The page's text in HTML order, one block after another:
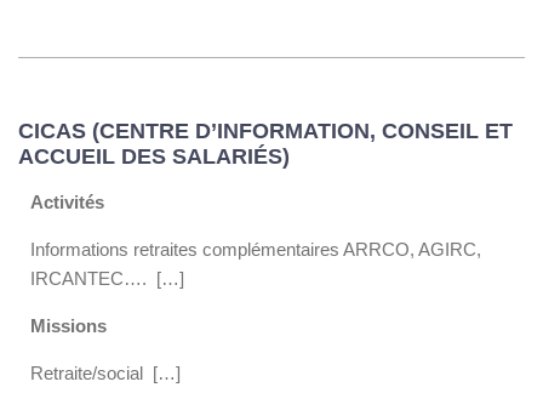
CICAS (CENTRE D’INFORMATION, CONSEIL ET
ACCUEIL DES SALARIÉS)
Activités
Informations retraites complémentaires ARRCO, AGIRC,
IRCANTEC…. […]
Missions
Retraite/social […]